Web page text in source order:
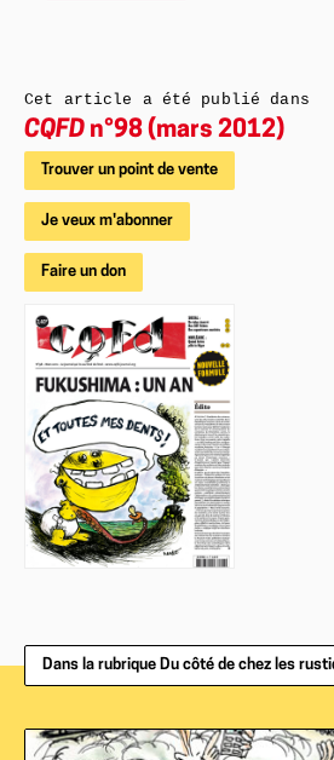
Cet article a été publié dans
CQFD n°98 (mars 2012)
Trouver un point de vente
Je veux m'abonner
Faire un don
Dans la rubrique Du côté de chez les